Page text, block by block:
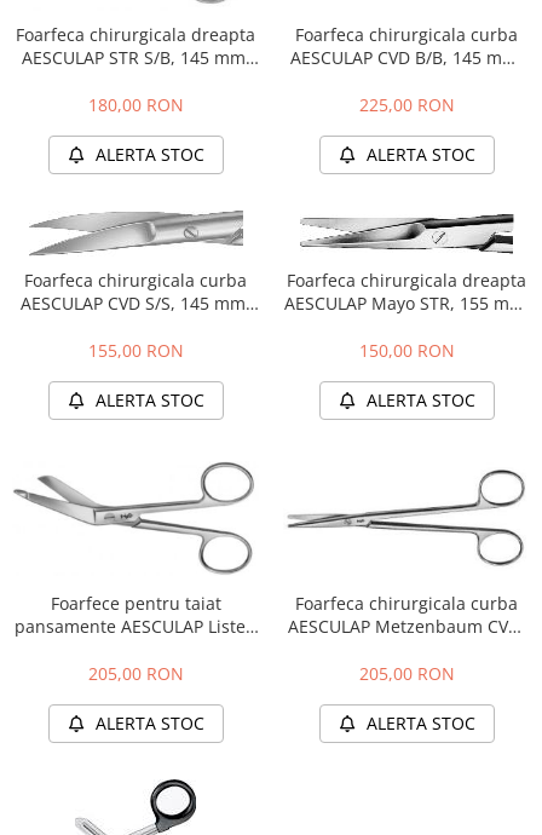
Genți ambulanță
Stomatologie
Echipamente de diagnostic
Incubatoare animale
Lămpi
Lămpi chirurgicale
Lămpi de examinare
Lămpi frontale
Stomatologie veterinara
PSH HEALTH CARE
Pachete cosmetica veterinara
Costume, accesorii / produse
Igienă dentară
Sterilizatoare UV
Foarfeca chirurgicala dreapta
AESCULAP STR S/B, 145 mm,
180,00 RON
ALERTA STOC
Foarfeca chirurgicala curba
AESCULAP CVD B/B, 145 mm,
225,00 RON
ALERTA STOC
Foarfeca chirurgicala curba
AESCULAP CVD S/S, 145 mm,
155,00 RON
ALERTA STOC
Foarfeca chirurgicala dreapta
AESCULAP Mayo STR, 155 mm,
150,00 RON
ALERTA STOC
Foarfece pentru taiat
pansamente AESCULAP Lister,
205,00 RON
ALERTA STOC
Foarfeca chirurgicala curba
AESCULAP Metzenbaum CVD,
205,00 RON
ALERTA STOC